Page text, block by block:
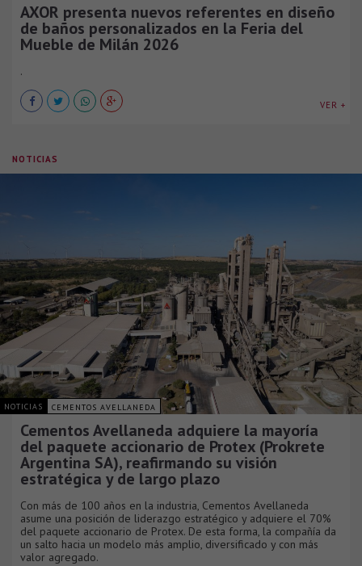
AXOR presenta nuevos referentes en diseño
de baños personalizados en la Feria del
Mueble de Milán 2026
.
VER +
NOTICIAS
NOTICIAS CEMENTOS AVELLANEDA
Cementos Avellaneda adquiere la mayoría
del paquete accionario de Protex (Prokrete
Argentina SA), reafirmando su visión
estratégica y de largo plazo
Con más de 100 años en la industria, Cementos Avellaneda
asume una posición de liderazgo estratégico y adquiere el 70%
del paquete accionario de Protex. De esta forma, la compañía da
un salto hacia un modelo más amplio, diversificado y con más
valor agregado.